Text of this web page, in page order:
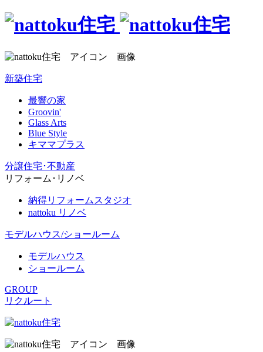
新築住宅
最響の家
Groovin'
Glass Arts
Blue Style
キママプラス
分譲住宅･不動産
リフォーム･リノベ
納得リフォームスタジオ
nattoku リノベ
モデルハウス/ショールーム
モデルハウス
ショールーム
GROUP
リクルート